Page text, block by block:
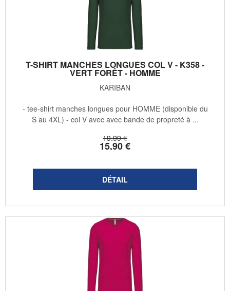
T-SHIRT MANCHES LONGUES COL V - K358 -
VERT FORÊT - HOMME
KARIBAN
19.99 €
15.90€
- tee-shirt manches longues pour HOMME (disponible du
S au 4XL) - col V avec avec bande de propreté à ...